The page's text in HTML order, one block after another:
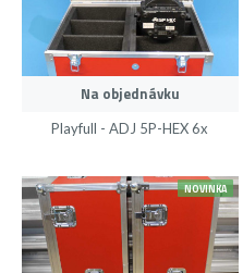
Na objednávku
Playfull - ADJ 5P-HEX 6x
NOVINKA